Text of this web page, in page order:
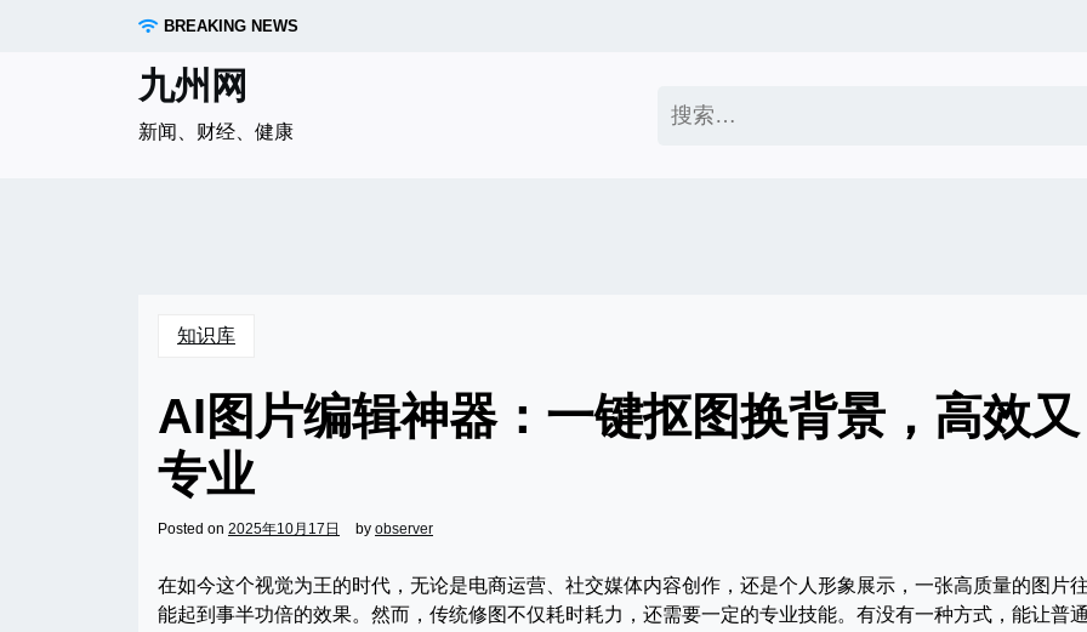
BREAKING NEWS
九州网
新闻、财经、健康
索：
知识库
AI图片编辑神器：一键抠图换背景，高效又
专业
Posted on 2025年10月17日 by observer
在如今这个视觉为王的时代，无论是电商运营、社交媒体内容创作，还是个人形象展示，一张高质量的图片
能起到事半功倍的效果。然而，传统修图不仅耗时耗力，还需要一定的专业技能。有没有一种方式，能让普